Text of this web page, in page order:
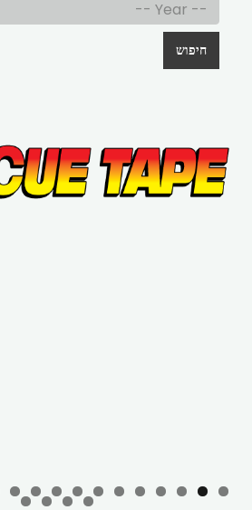
חיפוש